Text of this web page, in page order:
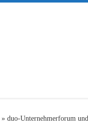
» duo-Unternehmerforum